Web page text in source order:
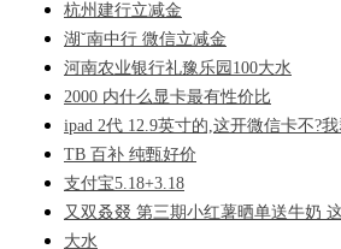
杭州建行立减金
湖ˇ南中行 微信立减金
河南农业银行礼豫乐园100大水
2000 内什么显卡最有性价比
ipad 2代 12.9英寸的,这开微信卡不?
TB 百补 纯甄好价
支付宝5.18+3.18
又双叒叕 第三期小红薯晒单送牛奶
大水